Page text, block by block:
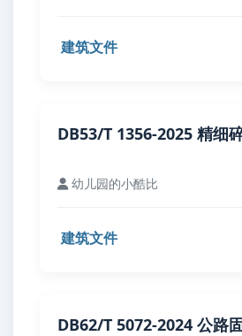
建筑文件
DB53/T 1356-2025 精细
幼儿园的小酷比
建筑文件
DB62/T 5072-2024 公路